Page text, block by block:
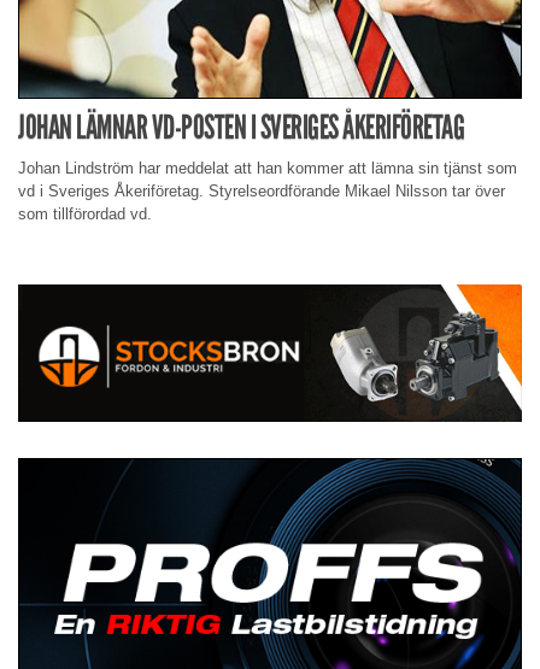
JOHAN LÄMNAR VD-POSTEN I SVERIGES ÅKERIFÖRETAG
Johan Lindström har meddelat att han kommer att lämna sin tjänst som
vd i Sveriges Åkeriföretag. Styrelseordförande Mikael Nilsson tar över
som tillförordad vd.